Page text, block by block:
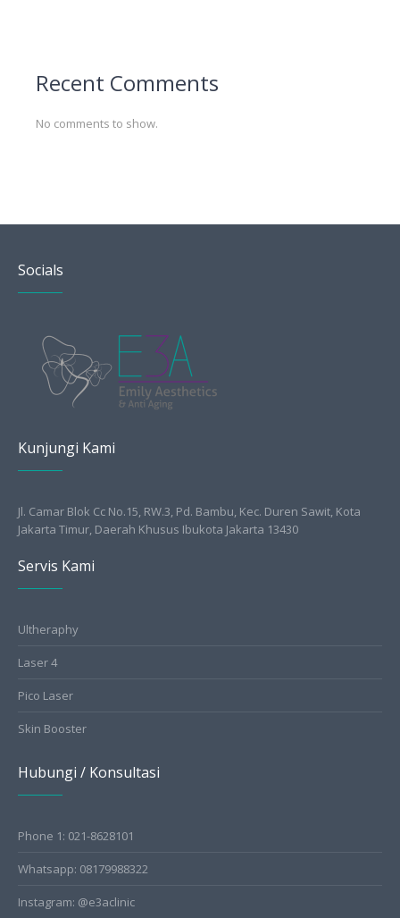
Recent Comments
No comments to show.
Socials
Kunjungi Kami
Jl. Camar Blok Cc No.15, RW.3, Pd. Bambu, Kec. Duren Sawit, Kota
Jakarta Timur, Daerah Khusus Ibukota Jakarta 13430
Servis Kami
Ultheraphy
Laser 4
Pico Laser
Skin Booster
Hubungi / Konsultasi
Phone 1: 021-8628101
Whatsapp: 08179988322
Instagram: @e3aclinic